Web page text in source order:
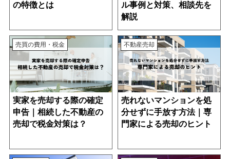
の特徴とは
ル事例と対策、相談先を
解説
売買の費用・税金
実家を売却する際の確定
申告｜相続した不動産の
売却で税金対策は？
不動産売却
売れないマンションを処
分せずに手放す方法｜専
門家による売却のヒント